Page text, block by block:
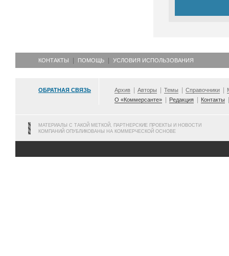
КОНТАКТЫ ПОМОЩЬ УСЛОВИЯ ИСПОЛЬЗОВАНИЯ
ОБРАТНАЯ СВЯЗЬ Архив Авторы Темы Справочники
О «Коммерсанте»
Редакция Контакты
МАТЕРИАЛЫ С ТАКОЙ МЕТКОЙ, ПАРТНЕРСКИЕ ПРОЕКТЫ И НОВОСТИ
КОМПАНИЙ ОПУБЛИКОВАНЫ НА КОММЕРЧЕСКОЙ ОСНОВЕ